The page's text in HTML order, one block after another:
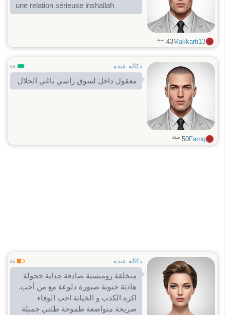
une relation sérieuse inshallah
Makkarti13
43 سنة
دكالة عبدة 0.9
معقول داخل لسوق راسي باغي الحلال
Faroq
50 سنة
دكالة عبدة 0.6
متخلقة رومنسية صادقة جدابة خجولة
هادئة حنونة صبورة دلوعة مع من أحب.
اكره الكذب و الخيانة احب الوفاء
صريحة متواضعة طموحة طلتي جميلة